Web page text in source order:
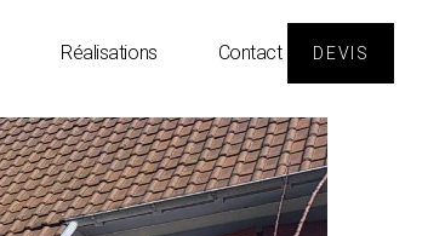
Réalisations Contact DEVIS